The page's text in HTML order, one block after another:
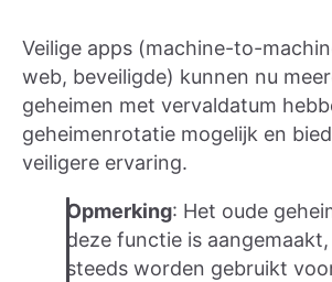
Veilige apps (machine-to-
web, beveiligde) kunnen nu
geheimen met vervaldatum
geheimenrotatie mogelijk en
veiligere ervaring.
Opmerking: Het oude
deze functie is
steeds worden gebruikt